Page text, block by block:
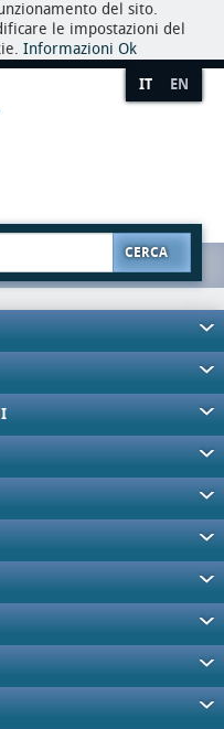
del sito.
le impostazioni del
Informazioni Ok
IT EN
CERCA